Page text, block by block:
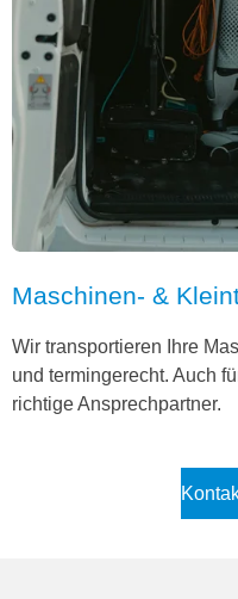
Maschinen- &
Wir transportieren Ihre
und termingerecht. Auch
richtige Ansprechpartner.